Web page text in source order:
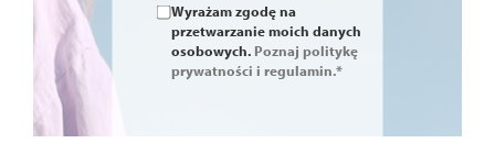
Wyrażam zgodę na
przetwarzanie moich danych
osobowych. Poznaj politykę
prywatności i regulamin.*